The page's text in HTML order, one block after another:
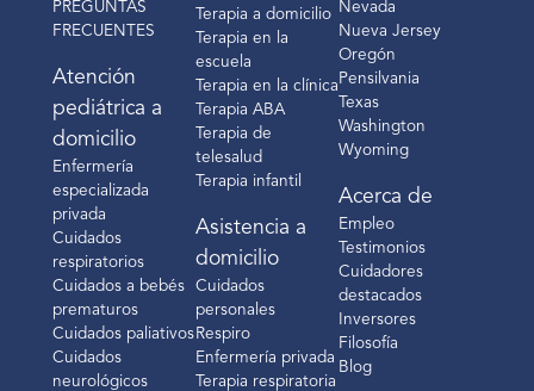
PREGUNTAS
FRECUENTES
Atención
pediátrica a
domicilio
Enfermería
especializada
privada
Cuidados
respiratorios
Cuidados a bebés
prematuros
Cuidados paliativos
Cuidados
neurológicos
Terapia a domicilio
Terapia en la
escuela
Terapia en la clínica
Terapia ABA
Terapia de
telesalud
Terapia infantil
Asistencia a
domicilio
Cuidados
personales
Respiro
Enfermería privada
Terapia respiratoria
Nevada
Nueva Jersey
Oregón
Pensilvania
Texas
Washington
Wyoming
Acerca de
Empleo
Testimonios
Cuidadores
destacados
Inversores
Filosofía
Blog